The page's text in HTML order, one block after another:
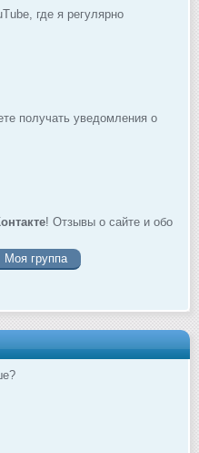
где я регулярно
получать уведомления о
! Отзывы о сайте и обо
Моя группа